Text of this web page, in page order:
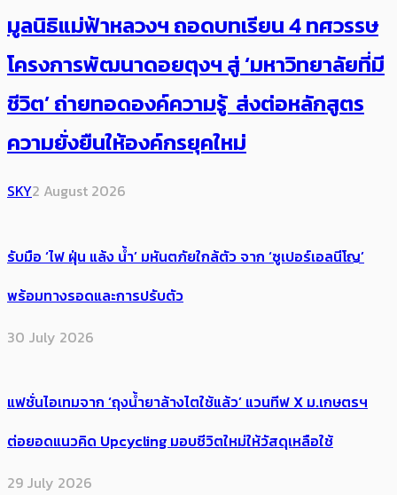
มูลนิธิแม่ฟ้าหลวงฯ ถอดบทเรียน 4 ทศวรรษ
โครงการพัฒนาดอยตุงฯ สู่ ‘มหาวิทยาลัยที่มี
ชีวิต’ ถ่ายทอดองค์ความรู้ ส่งต่อหลักสูตร
ความยั่งยืนให้องค์กรยุคใหม่
SKY2 August 2026
รับมือ ‘ไฟ ฝุ่น แล้ง น้ำ’ มหันตภัยใกล้ตัว จาก ‘ซูเปอร์เอลนีโญ’
พร้อมทางรอดและการปรับตัว
30 July 2026
แฟชั่นไอเทมจาก ‘ถุงน้ำยาล้างไตใช้แล้ว’ แวนทีฟ X ม.เกษตรฯ
ต่อยอดแนวคิด Upcycling มอบชีวิตใหม่ให้วัสดุเหลือใช้
29 July 2026